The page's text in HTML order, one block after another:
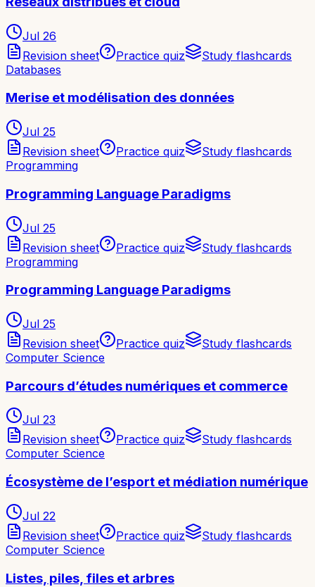
Jul 26
Revision sheet
Practice quiz
Study flashcards
Databases
Merise et modélisation des données
Jul 25
Revision sheet
Practice quiz
Study flashcards
Programming
Programming Language Paradigms
Jul 25
Revision sheet
Practice quiz
Study flashcards
Programming
Programming Language Paradigms
Jul 25
Revision sheet
Practice quiz
Study flashcards
Computer Science
Parcours d’études numériques et commerce
Jul 23
Revision sheet
Practice quiz
Study flashcards
Computer Science
Écosystème de l’esport et médiation numérique
Jul 22
Revision sheet
Practice quiz
Study flashcards
Computer Science
Listes, piles, files et arbres